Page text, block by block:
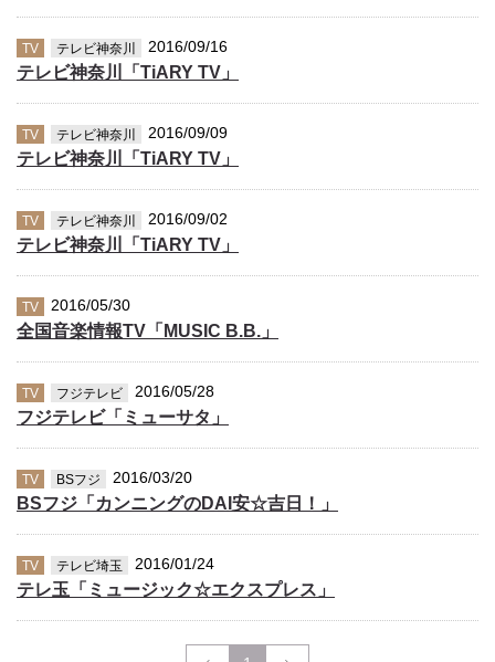
TV テレビ神奈川 2016/09/16
テレビ神奈川「TiARY TV」
TV テレビ神奈川 2016/09/09
テレビ神奈川「TiARY TV」
TV テレビ神奈川 2016/09/02
テレビ神奈川「TiARY TV」
TV 2016/05/30
全国音楽情報TV「MUSIC B.B.」
TV フジテレビ 2016/05/28
フジテレビ「ミューサタ」
TV BSフジ 2016/03/20
BSフジ「カンニングのDAI安☆吉日！」
TV テレビ埼玉 2016/01/24
テレ玉「ミュージック☆エクスプレス」